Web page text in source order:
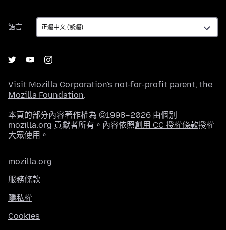
語言
語
言
Visit Mozilla Corporation's not-for-profit parent, the
Mozilla Foundation.
本頁的部分內容著作權為 ©1998–2026 由個別
mozilla.org 貢獻者所有。內容依照創用 CC 授權條款授權
大眾使用。
mozilla.org
服務條款
隱私權
Cookies